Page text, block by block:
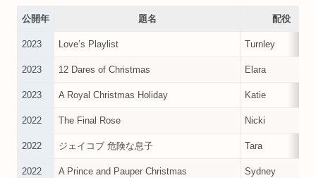
公開年 題名 配役
2023 Love’s Playlist Turnley
2023 12 Dares of Christmas Elara
2023 A Royal Christmas Holiday Katie
2022 The Final Rose Nicki
2022 ジェイコブ 危険な息子 Tara
2022 A Prince and Pauper Christmas Sydney